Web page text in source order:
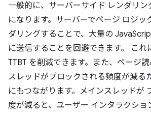
一般的に、サーバーサイド レンダリン
になります。サーバーでページ ロジッ
ダリングすることで、大量の
に送信することを回避できます。 これ
TTBT を削減できます。また、ページ
スレッドがブロックされる頻度が減る
にもつながります。メインスレッドが
度が減ると、ユーザー インタラクショ